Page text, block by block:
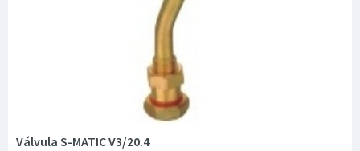
Válvula S-MATIC V3/20.4